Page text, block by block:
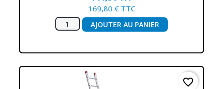
169,80 € TTC
AJOUTER AU PANIER
favorite_border